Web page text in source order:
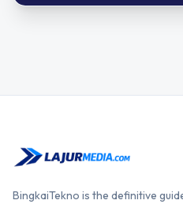
BingkaiTekno is the definitive